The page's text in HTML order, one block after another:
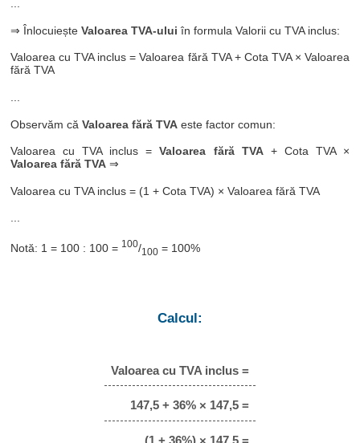
...
⇒ ÎnlocuieșteValoarea TVA-ului în formula Valorii cu TVA inclus:
Valoarea cu TVA inclus = Valoarea fără TVA + Cota TVA × Valoarea
fără TVA
Observăm căValoarea fără TVA este factor comun:
Valoarea cu TVA inclus =Valoarea fără TVA+ Cota TVA ×
Valoarea fără TVA ⇒
Valoarea cu TVA inclus = (1 + Cota TVA) × Valoarea fără TVA
Notă: 1 = 100 : 100 = 100/100 = 100%
Calcul:
Valoarea cu TVA inclus =
147,5 + 36% × 147,5 =
(1 + 36%) × 147,5 =